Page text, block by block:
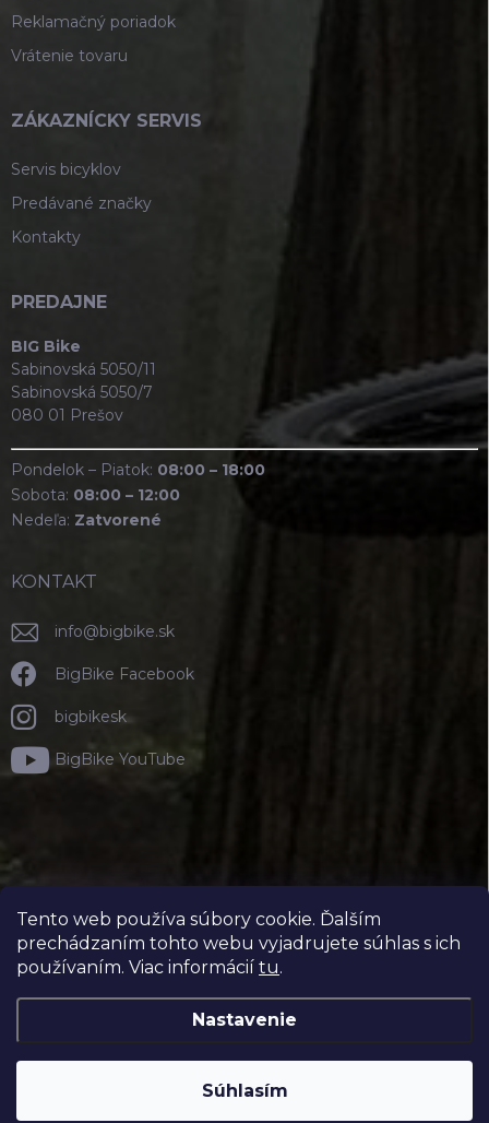
Tento web používa súbory cookie. Ďalším
prechádzaním tohto webu vyjadrujete súhlas s ich
používaním. Viac informácií tu.
Nastavenie
Súhlasím
Reklamačný poriadok
Vrátenie tovaru
ZÁKAZNÍCKY SERVIS
Servis bicyklov
Predávané značky
Kontakty
PREDAJNE
BIG Bike
Sabinovská 5050/11
Sabinovská 5050/7
080 01 Prešov
Pondelok – Piatok: 08:00 – 18:00
Sobota: 08:00 – 12:00
Nedeľa: Zatvorené
KONTAKT
info@bigbike.sk
BigBike Facebook
bigbikesk
BigBike YouTube
BIGBIKE.SK . Všetky práva vyhradené.